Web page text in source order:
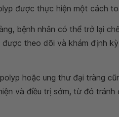
được thực hiện một cách
bệnh nhân có thể trở lại
theo dõi và khám định kỳ
hoặc ung thư đại tràng
và điều trị sớm, từ đó tránh